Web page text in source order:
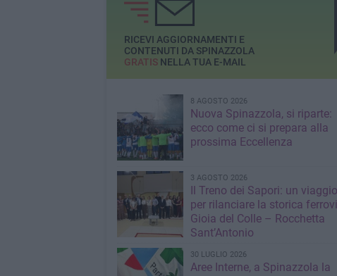
RICEVI AGGIORNAMENTI E
CONTENUTI DA SPINAZZOLA
GRATISNELLA TUA E-MAIL
8 AGOSTO 2026
Nuova Spinazzola, si riparte:
ecco come ci si prepara alla
prossima Eccellenza
3 AGOSTO 2026
Il Treno dei Sapori: un viaggio
per rilanciare la storica
Gioia del Colle – Rocchetta
Sant’Antonio
30 LUGLIO 2026
Aree Interne, a Spinazzola la